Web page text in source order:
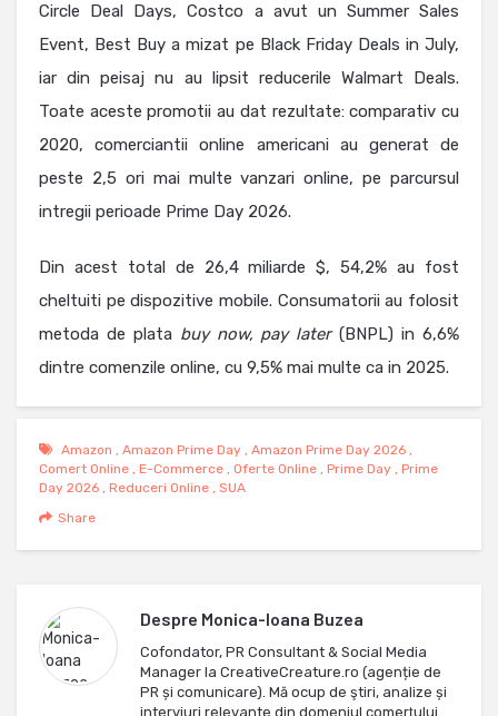
Circle Deal Days, Costco a avut un Summer Sales
Event, Best Buy a mizat pe Black Friday Deals in July,
iar din peisaj nu au lipsit reducerile Walmart Deals.
Toate aceste promotii au dat rezultate: comparativ cu
2020, comerciantii online americani au generat de
peste 2,5 ori mai multe vanzari online, pe parcursul
intregii perioade Prime Day 2026.
Din acest total de 26,4 miliarde $, 54,2% au fost
cheltuiti pe dispozitive mobile. Consumatorii au folosit
metoda de plata buy now, pay later(BNPL) in 6,6%
dintre comenzile online, cu 9,5% mai multe ca in 2025.
Amazon , Amazon Prime Day , Amazon Prime Day 2026 ,
Comert Online , E-Commerce , Oferte Online , Prime Day , Prime
Day 2026 , Reduceri Online , SUA
Share
Despre Monica-Ioana Buzea
Cofondator, PR Consultant & Social Media
Manager la CreativeCreature.ro (agenție de
PR și comunicare). Mă ocup de ştiri, analize și
interviuri relevante din domeniul comerţului